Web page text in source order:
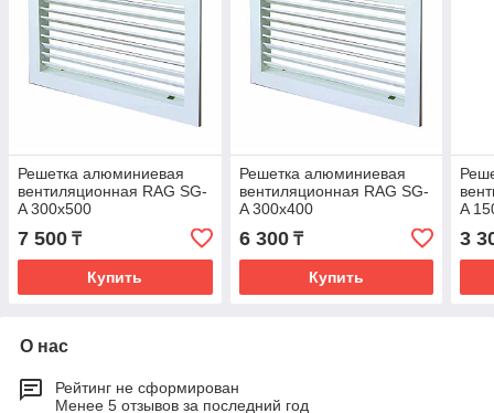
Решетка алюминиевая
вентиляционная RAG SG-
A 300х500
7 500 ₸
Купить
Решетка алюминиевая
вентиляционная RAG SG-
A 300х400
6 300₸
Купить
A
3
О нас
Рейтинг не сформирован
Менее 5 отзывов за последний год